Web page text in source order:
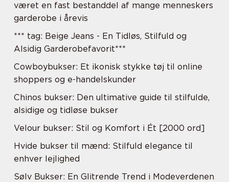
været en fast bestanddel af mange menneskers
garderobe i årevis
*** tag: Beige Jeans - En Tidløs, Stilfuld og
Alsidig Garderobefavorit***
Cowboybukser: Et ikonisk stykke tøj til online
shoppers og e-handelskunder
Chinos bukser: Den ultimative guide til stilfulde,
alsidige og tidløse bukser
Velour bukser: Stil og Komfort i Ét [2000 ord]
Hvide bukser til mænd: Stilfuld elegance til
enhver lejlighed
Sølv Bukser: En Glitrende Trend i Modeverdenen